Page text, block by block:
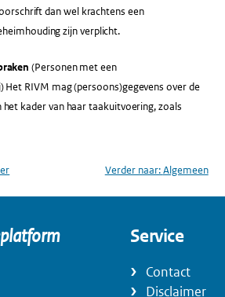
dan wel krachtens een
zijn verplicht.
(Personen met een
Het RIVM mag (persoons)gegevens over de
kader van haar taakuitvoering, zoals
Verder naar:Algemeen
Service
Contact
Disclaimer